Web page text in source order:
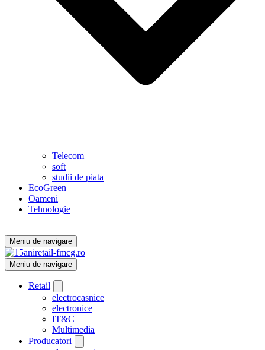
Telecom
soft
studii de piata
EcoGreen
Oameni
Tehnologie
Meniu de navigare
Meniu de navigare
Retail
electrocasnice
electronice
IT&C
Multimedia
Producatori